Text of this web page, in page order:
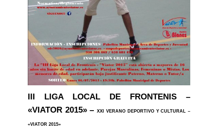
III LIGA LOCAL DE FRONTENIS –
«VIATOR 2015» –XXI VERANO DEPORTIVO Y CULTURAL –
«VIATOR 2015»